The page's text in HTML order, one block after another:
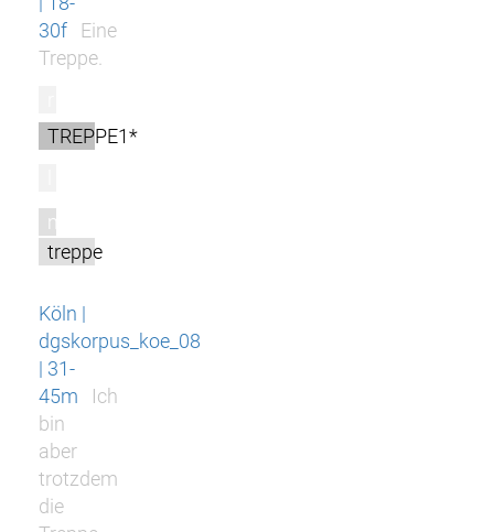
30f
Eine
Treppe.
TREPPE1*
m
treppe
Köln |
dgskorpus_koe_08
| 31-
45m
Ich
bin
aber
trotzdem
die